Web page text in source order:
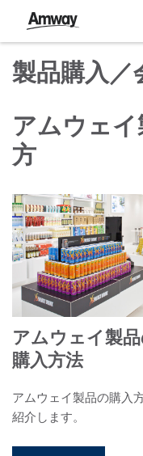
製品購入／
アムウェ
方
アムウェイ製
購入方法
アムウェイ製品の購入
紹介します。